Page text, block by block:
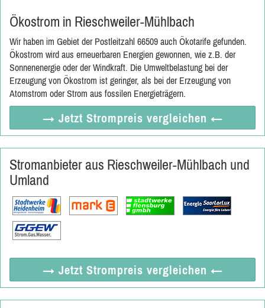
Ökostrom in Rieschweiler-Mühlbach
Wir haben im Gebiet der Postleitzahl 66509 auch Ökotarife gefunden.
Ökostrom wird aus erneuerbaren Energien gewonnen, wie z.B. der
Sonnenenergie oder der Windkraft. Die Umweltbelastung bei der
Erzeugung von Ökostrom ist geringer, als bei der Erzeugung von
Atomstrom oder Strom aus fossilen Energieträgern.
→ Jetzt Strompreis vergleichen ←
Stromanbieter aus Rieschweiler-Mühlbach und
Umland
→ Jetzt Strompreis vergleichen ←